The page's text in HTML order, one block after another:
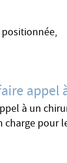
à un
charge pour